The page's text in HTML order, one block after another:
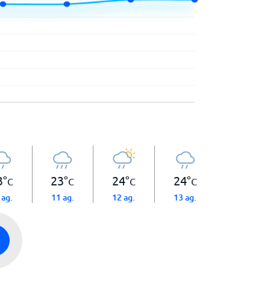
°C 23°C
11 ag.
24°C
12 ag.
24°C
13 ag.